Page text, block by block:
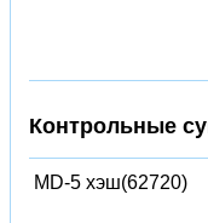
Контрольные
MD-5 хэш(62720)